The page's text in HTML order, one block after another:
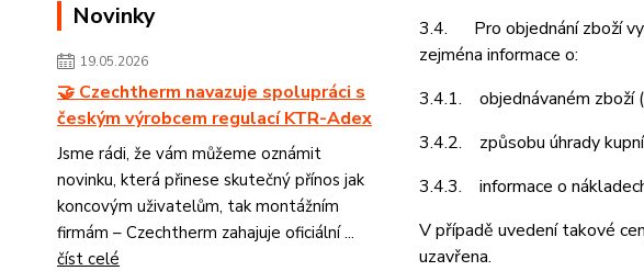
Novinky
19.05.2026
🤝 Czechtherm navazuje spolupráci s
českým výrobcem regulací KTR-Adex
Jsme rádi, že vám můžeme oznámit
novinku, která přinese skutečný přínos jak
koncovým uživatelům, tak montážním
firmám – Czechtherm zahajuje oficiální ...
číst celé
3.4. Pro objednání zboží
zejména informace o:
3.4.1. objednávaném zboží
3.4.2. způsobu úhrady kupní
3.4.3. informace o
V případě uvedení takové
uzavřena.